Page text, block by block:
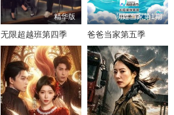
精华版
无限超越班第四季
萌娃当家第1期
爸爸当家第五季